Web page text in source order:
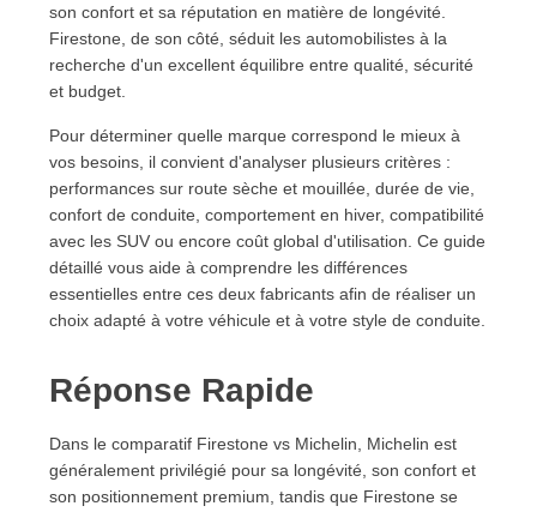
6.1. Points forts et points faibles
7. Rapport qualité/prix : lequel est le plus intéressant ?
7.1. Pourquoi choisir Firestone ?
7.2. Pourquoi investir dans Michelin ?
8. Firestone ou Michelin pour les SUV ?
8.1. Des besoins spécifiques
8.2. Quel choix pour un SUV familial ?
9. Firestone vs Michelin pour les véhicules électriques
9.1. Les exigences des véhicules électriques
10. Quel pneu choisir selon votre profil ?
10.1. Choisissez Firestone si...
10.2. Choisissez Michelin si...
11.1. Firestone ou Michelin : quelle marque choisir
?
11.2. Firestone est-il fiable ?
11.3. Michelin vaut-il son prix ?
11.4. Qui fabrique les pneus Firestone ?
son confort et sa réputation en matière de longévité.
Firestone, de son côté, séduit les automobilistes à la
recherche d'un excellent équilibre entre qualité, sécurité
et budget.
Pour déterminer quelle marque correspond le mieux à
vos besoins, il convient d'analyser plusieurs critères :
performances sur route sèche et mouillée, durée de vie,
confort de conduite, comportement en hiver, compatibilité
avec les SUV ou encore coût global d'utilisation. Ce guide
détaillé vous aide à comprendre les différences
essentielles entre ces deux fabricants afin de réaliser un
choix adapté à votre véhicule et à votre style de conduite.
Réponse Rapide
Dans le comparatif Firestone vs Michelin, Michelin est
généralement privilégié pour sa longévité, son confort et
son positionnement premium, tandis que Firestone se